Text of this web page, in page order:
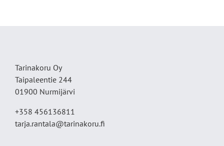
Tarinakoru Oy
Taipaleentie 244
01900 Nurmijärvi
+358 456136811
tarja.rantala@tarinakoru.fi